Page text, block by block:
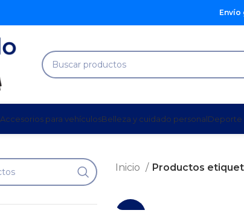
Envío
Accesorios para vehículosBelleza y cuidado personalDeporte
Inicio Productos